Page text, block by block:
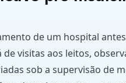
de um hospital
visitas aos leitos,
sob a supervisão de